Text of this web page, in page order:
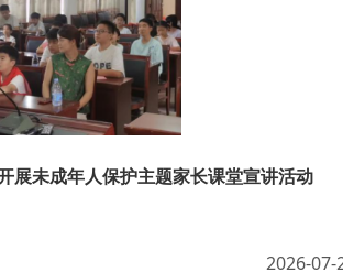
展未成年人保护主题家长课堂宣讲活动
2026-07-